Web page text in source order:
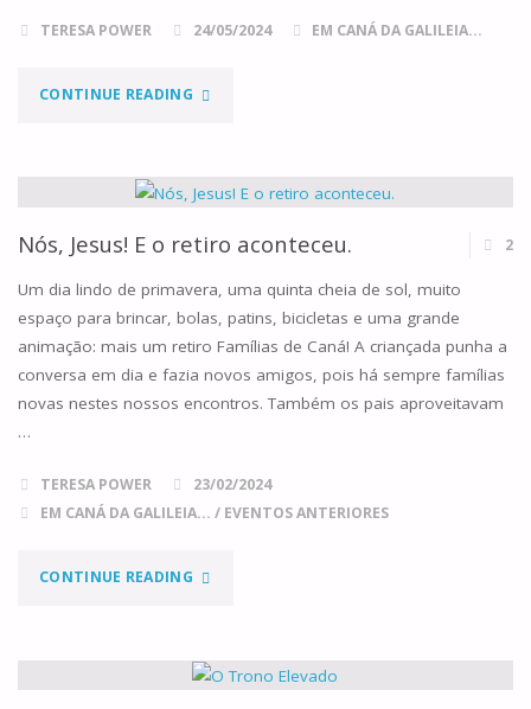
TERESA POWER 24/05/2024 EM CANÁ DA GALILEIA...
CONTINUE READING"HÓSTIA
–
NOVO
CÂNTICO!"
Nós, Jesus! E o retiro aconteceu. 2
Um dia lindo de primavera, uma quinta cheia de sol, muito
espaço para brincar, bolas, patins, bicicletas e uma grande
animação: mais um retiro Famílias de Caná! A criançada punha a
conversa em dia e fazia novos amigos, pois há sempre famílias
novas nestes nossos encontros. Também os pais aproveitavam
…
TERESA POWER
23/02/2024
EM CANÁ DA GALILEIA... / EVENTOS ANTERIORES
CONTINUE READING"NÓS,
E